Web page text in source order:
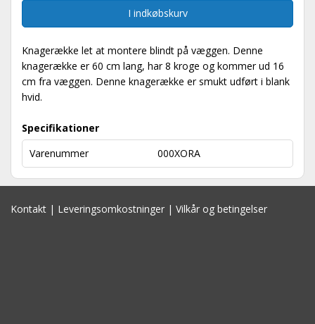
I indkøbskurv
Knagerække let at montere blindt på væggen. Denne
knagerække er 60 cm lang, har 8 kroge og kommer ud 16
cm fra væggen. Denne knagerække er smukt udført i blank
hvid.
Specifikationer
Varenummer
000XORA
Kontakt | Leveringsomkostninger | Vilkår og betingelser